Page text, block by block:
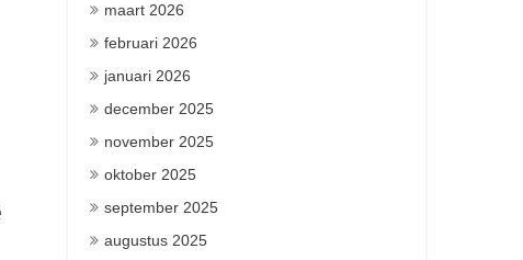
maart 2026
februari 2026
januari 2026
december 2025
november 2025
oktober 2025
september 2025
augustus 2025